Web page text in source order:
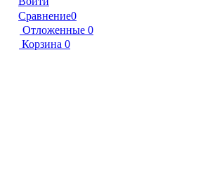
Сравнение0
Отложенные 0
Корзина 0